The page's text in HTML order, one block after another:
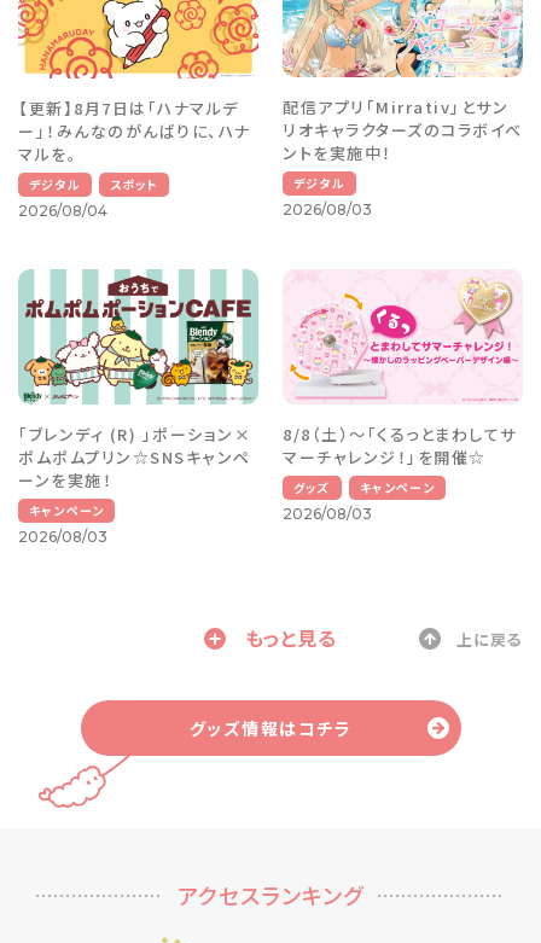
【更新】8月7日は「ハナマルデ
ー」！みんなのがんばりに、ハナ
マルを。
デジタル
スポット
2026/08/04
配信アプリ「Mirrativ」とサン
リオキャラクターズのコラボイベ
ントを実施中！
デジタル
2026/08/03
「ブレンディ (R) 」ポーション×
ポムポムプリン☆SNSキャンペ
ーンを実施！
キャンペーン
2026/08/03
8/8（土）～「くるっとまわしてサ
マーチャレンジ！」を開催☆
グッズ
キャンペーン
2026/08/03
もっと見る 上に戻る
グッズ情報はコチラ
アクセスランキング